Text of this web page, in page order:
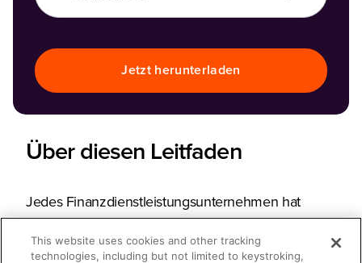
Über diesen Leitfaden
Jedes Finanzdienstleistungsunternehmen hat
Anforderungen an die Implementierung von
Jetzt herunterladen
This website uses cookies and other tracking
technologies, including but not limited to keystroking,